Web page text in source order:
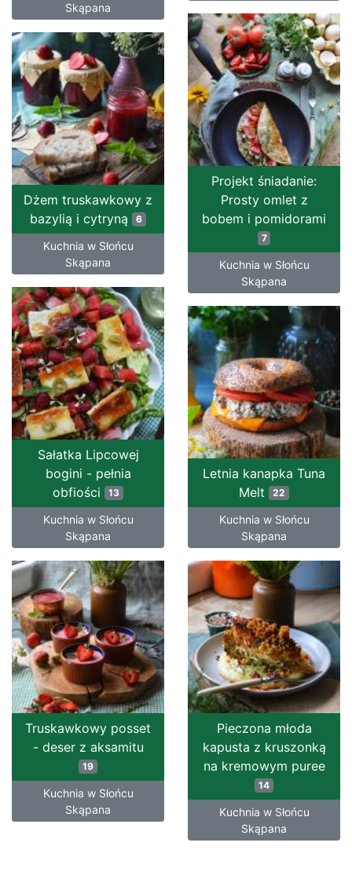
Skąpana
Projekt śniadanie:
Prosty omlet z
bobem i pomidorami
7
Kuchnia w Słońcu
Skąpana
Dżem truskawkowy z
bazylią i cytryną 6
Kuchnia w Słońcu
Skąpana
Sałatka Lipcowej
bogini - pełnia
obfiości 13
Kuchnia w Słońcu
Skąpana
Letnia kanapka Tuna
Melt 22
Kuchnia w Słońcu
Skąpana
Truskawkowy posset
- deser z aksamitu
19
Kuchnia w Słońcu
Skąpana
Pieczona młoda
kapusta z kruszonką
na kremowym puree
14
Kuchnia w Słońcu
Skąpana